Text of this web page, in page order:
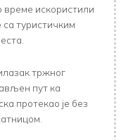
време искористили
туристичким
тржног
пут ка
протекао је без